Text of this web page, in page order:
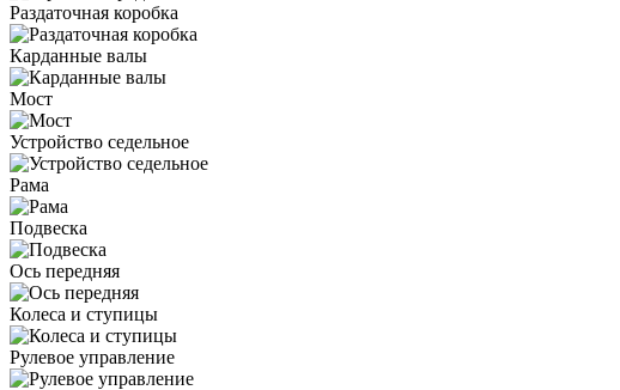
Раздаточная коробка
Карданные валы
Мост
Устройство седельное
Рама
Подвеска
Ось передняя
Колеса и ступицы
Рулевое управление